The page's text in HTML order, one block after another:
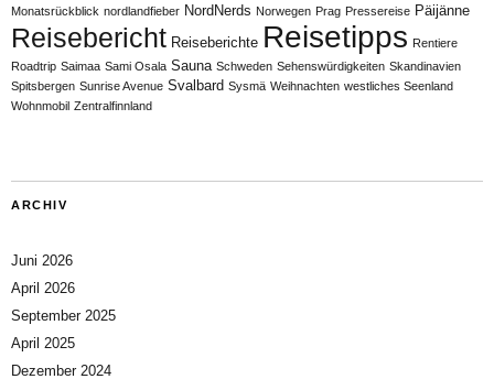
Monatsrückblick nordlandfieber NordNerds Norwegen Prag Pressereise Päijänne
Reisebericht Reiseberichte Reisetipps Rentiere
Roadtrip Saimaa Sami Osala Sauna Schweden Sehenswürdigkeiten Skandinavien
Spitsbergen Sunrise Avenue Svalbard Sysmä Weihnachten westliches Seenland
Wohnmobil Zentralfinnland
ARCHIV
Juni 2026
April 2026
September 2025
April 2025
Dezember 2024